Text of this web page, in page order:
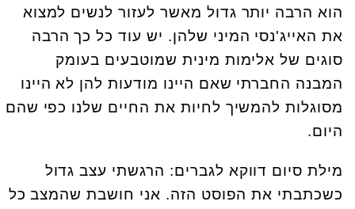
הוא הרבה יותר גדול מאשר לעזור לנשים למצוא
את האייג'נסי המיני שלהן. יש עוד כל כך הרבה
סוגים של אלימות מינית שמוטבעים בעומק
המבנה החברתי שאם היינו מודעות להן לא היינו
מסוגלות להמשיך לחיות את החיים שלנו כפי שהם
היום.
מילת סיום דווקא לגברים: הרגשתי עצב גדול
כשכתבתי את הפוסט הזה. אני חושבת שהמצב כל